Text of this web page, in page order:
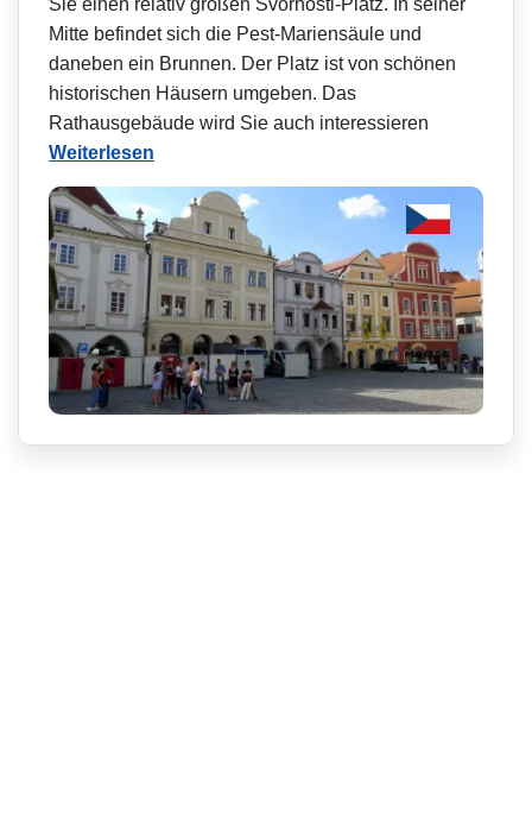
Mitte befindet sich die Pest-Mariensäule und
daneben ein Brunnen. Der Platz ist von schönen
historischen Häusern umgeben. Das
Rathausgebäude wird Sie auch interessieren
Weiterlesen